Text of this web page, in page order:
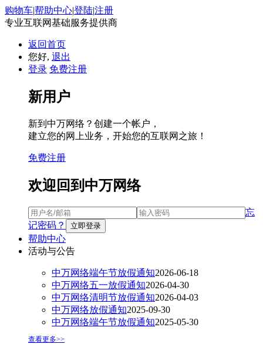
购物车|帮助中心|登陆|注册
专业互联网基础服务提供商
返回首页
您好, 退出
登录 免费注册
新用户
新到中万网络？创建一个帐户，
建立您的网上业务，开始您的互联网之旅！
免费注册
欢迎回到中万网络
忘
记密码？
帮助中心
活动与公告
中万网络端午节放假通知2026-06-18
中万网络五一放假通知2026-04-30
中万网络清明节放假通知2026-04-03
中万网络放假通知2025-09-30
中万网络端午节放假通知2025-05-30
查看更多>>